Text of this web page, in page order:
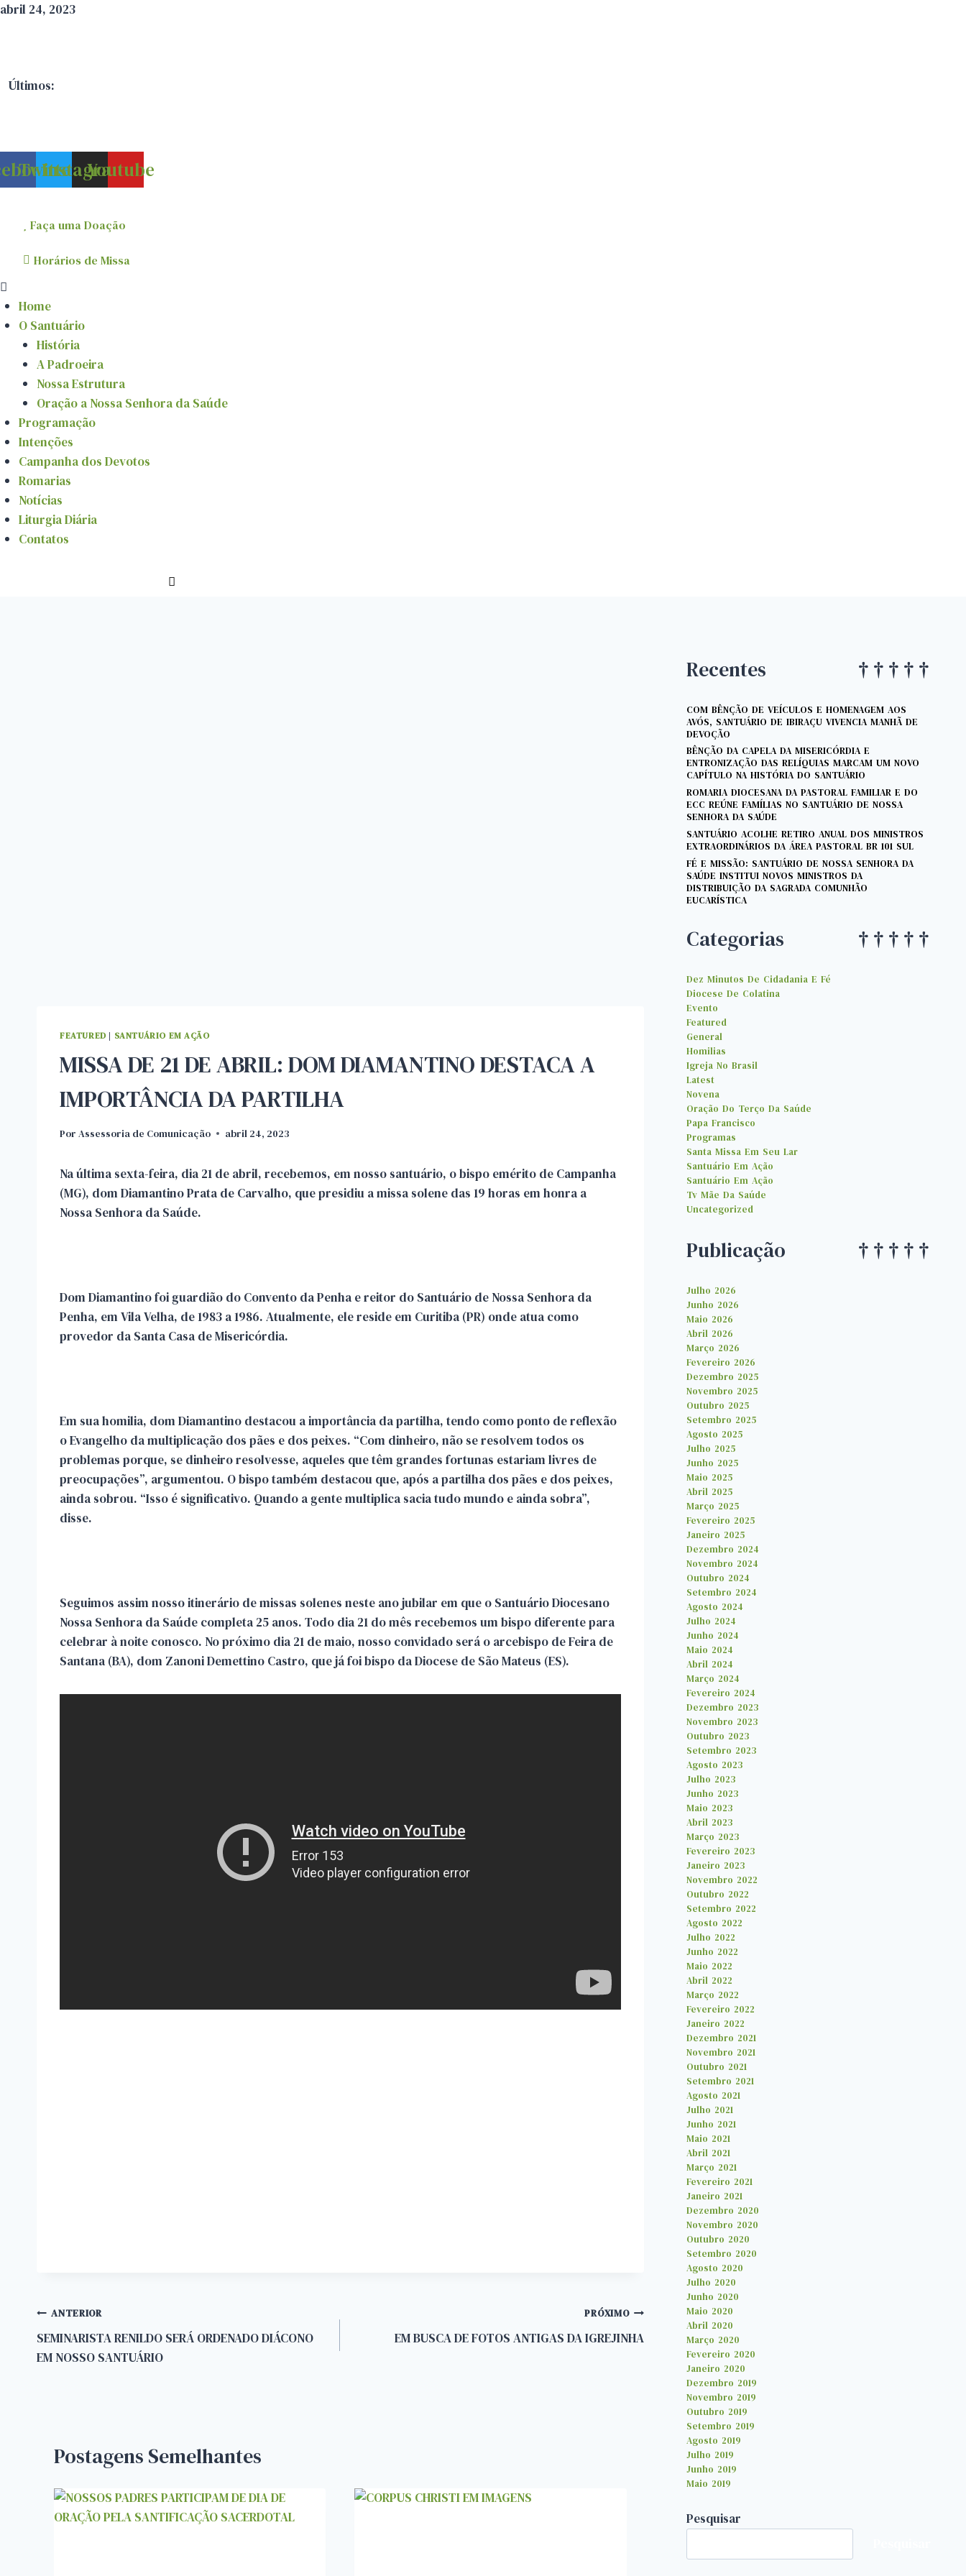
Pular
abril 24, 2023
Últimos:
Twitter
Instagram
Youtube
Faça uma Doação
Horários de Missa
Menu
Home
O Santuário
História
A Padroeira
Nossa Estrutura
Oração a Nossa Senhora da Saúde
Programação
Intenções
Campanha dos Devotos
Romarias
Notícias
Liturgia Diária
Contatos
FEATURED| SANTUÁRIO EM AÇÃO
MISSA DE 21 DE ABRIL: DOM DIAMANTINO DESTACA A
IMPORTÂNCIA DA PARTILHA
Por Assessoria de Comunicação abril 24, 2023
Na última sexta-feira, dia 21 de abril, recebemos, em nosso santuário, o bispo emérito de Campanha
(MG), dom Diamantino Prata de Carvalho, que presidiu a missa solene das 19 horas em honra a
Nossa Senhora da Saúde.
Dom Diamantino foi guardião do Convento da Penha e reitor do Santuário de Nossa Senhora da
Penha, em Vila Velha, de 1983 a 1986. Atualmente, ele reside em Curitiba (PR) onde atua como
provedor da Santa Casa de Misericórdia.
Em sua homilia, dom Diamantino destacou a importância da partilha, tendo como ponto de reflexão
o Evangelho da multiplicação dos pães e dos peixes. “Com dinheiro, não se resolvem todos os
problemas porque, se dinheiro resolvesse, aqueles que têm grandes fortunas estariam livres de
preocupações”, argumentou. O bispo também destacou que, após a partilha dos pães e dos peixes,
ainda sobrou. “Isso é significativo. Quando a gente multiplica sacia tudo mundo e ainda sobra”,
disse.
Seguimos assim nosso itinerário de missas solenes neste ano jubilar em que o Santuário Diocesano
Nossa Senhora da Saúde completa 25 anos. Todo dia 21 do mês recebemos um bispo diferente para
celebrar à noite conosco. No próximo dia 21 de maio, nosso convidado será o arcebispo de Feira de
Santana (BA), dom Zanoni Demettino Castro, que já foi bispo da Diocese de São Mateus (ES).
Navegação
de
ANTERIOR
SEMINARISTA RENILDO SERÁ ORDENADO DIÁCONO
EM NOSSO SANTUÁRIO
PRÓXIMO
EM BUSCA DE FOTOS ANTIGAS DA IGREJINHA
Postagens Semelhantes
Recentes
COM BÊNÇÃO DE VEÍCULOS E HOMENAGEM AOS
AVÓS, SANTUÁRIO DE IBIRAÇU VIVENCIA MANHÃ DE
DEVOÇÃO
BÊNÇÃO DA CAPELA DA MISERICÓRDIA E
ENTRONIZAÇÃO DAS RELÍQUIAS MARCAM UM NOVO
CAPÍTULO NA HISTÓRIA DO SANTUÁRIO
ROMARIA DIOCESANA DA PASTORAL FAMILIAR E DO
ECC REÚNE FAMÍLIAS NO SANTUÁRIO DE NOSSA
SENHORA DA SAÚDE
SANTUÁRIO ACOLHE RETIRO ANUAL DOS MINISTROS
EXTRAORDINÁRIOS DA ÁREA PASTORAL BR 101 SUL
FÉ E MISSÃO: SANTUÁRIO DE NOSSA SENHORA DA
SAÚDE INSTITUI NOVOS MINISTROS DA
DISTRIBUIÇÃO DA SAGRADA COMUNHÃO
EUCARÍSTICA
Categorias
Dez Minutos De Cidadania E Fé
Diocese De Colatina
Evento
Featured
General
Homilias
Igreja No Brasil
Latest
Novena
Oração Do Terço Da Saúde
Papa Francisco
Programas
Santa Missa Em Seu Lar
Santuário Em Ação
Santuário Em Ação
Tv Mãe Da Saúde
Uncategorized
Publicação
Julho 2026
Junho 2026
Maio 2026
Abril 2026
Março 2026
Fevereiro 2026
Dezembro 2025
Novembro 2025
Outubro 2025
Setembro 2025
Agosto 2025
Julho 2025
Junho 2025
Maio 2025
Abril 2025
Março 2025
Fevereiro 2025
Janeiro 2025
Dezembro 2024
Novembro 2024
Outubro 2024
Setembro 2024
Agosto 2024
Julho 2024
Junho 2024
Maio 2024
Abril 2024
Março 2024
Fevereiro 2024
Dezembro 2023
Novembro 2023
Outubro 2023
Setembro 2023
Agosto 2023
Julho 2023
Junho 2023
Maio 2023
Abril 2023
Março 2023
Fevereiro 2023
Janeiro 2023
Novembro 2022
Outubro 2022
Setembro 2022
Agosto 2022
Julho 2022
Junho 2022
Maio 2022
Abril 2022
Março 2022
Fevereiro 2022
Janeiro 2022
Dezembro 2021
Novembro 2021
Outubro 2021
Setembro 2021
Agosto 2021
Julho 2021
Junho 2021
Maio 2021
Abril 2021
Março 2021
Fevereiro 2021
Janeiro 2021
Dezembro 2020
Novembro 2020
Outubro 2020
Setembro 2020
Agosto 2020
Julho 2020
Junho 2020
Maio 2020
Abril 2020
Março 2020
Fevereiro 2020
Janeiro 2020
Dezembro 2019
Novembro 2019
Outubro 2019
Setembro 2019
Agosto 2019
Julho 2019
Junho 2019
Maio 2019
Pesquisar